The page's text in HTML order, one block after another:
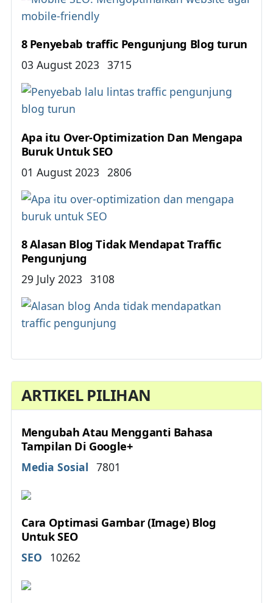
ARTIKEL PILIHAN
Mengubah Atau Mengganti Bahasa
Tampilan Di Google+
Details
Media Sosial 7801
Cara Optimasi Gambar (Image) Blog
Untuk SEO
Details
SEO 10262
8 Penyebab traffic Pengunjung Blog turun
Details
03 August 2023 3715
Apa itu Over-Optimization Dan Mengapa
Buruk Untuk SEO
Details
01 August 2023 2806
8 Alasan Blog Tidak Mendapat Traffic
Pengunjung
Details
29 July 2023 3108